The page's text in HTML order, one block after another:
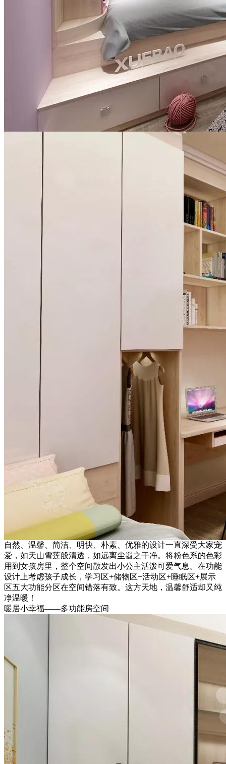
自然、温馨、简洁、明快、朴素、优雅的设计一直深受大家宠
爱，如天山雪莲般清透，如远离尘嚣之干净。将粉色系的色彩
用到女孩房里，整个空间散发出小公主活泼可爱气息。在功能
设计上考虑孩子成长，学习区+储物区+活动区+睡眠区+展示
区五大功能分区在空间错落有致。这方天地，温馨舒适却又纯
净温暖！
暖居小幸福——多功能房空间